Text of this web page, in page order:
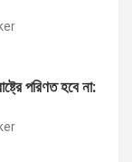
পরিণত হবে না: